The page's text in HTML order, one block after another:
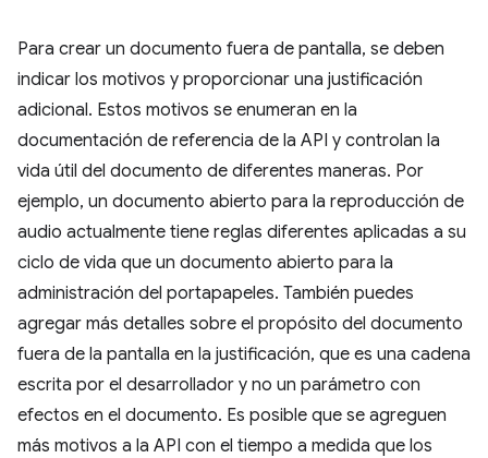
Para crear un documento fuera de pantalla, se deben
indicar los motivos y proporcionar una justificación
adicional. Estos motivos se enumeran en la
documentación de referencia de la API y controlan la
vida útil del documento de diferentes maneras. Por
ejemplo, un documento abierto para la reproducción de
audio actualmente tiene reglas diferentes aplicadas a su
ciclo de vida que un documento abierto para la
administración del portapapeles. También puedes
agregar más detalles sobre el propósito del documento
fuera de la pantalla en la justificación, que es una cadena
escrita por el desarrollador y no un parámetro con
efectos en el documento. Es posible que se agreguen
más motivos a la API con el tiempo a medida que los